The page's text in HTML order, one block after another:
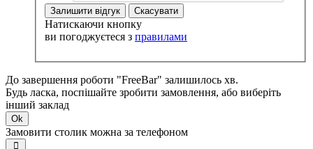
Залишити відгук Скасувати
Натискаючи кнопку
ви погоджуєтеся з правилами
До завершення роботи "FreeBar" залишилось хв.
Будь ласка, поспішайте зробити замовлення, або виберіть
інший заклад
Ok
Замовити столик можна за телефоном